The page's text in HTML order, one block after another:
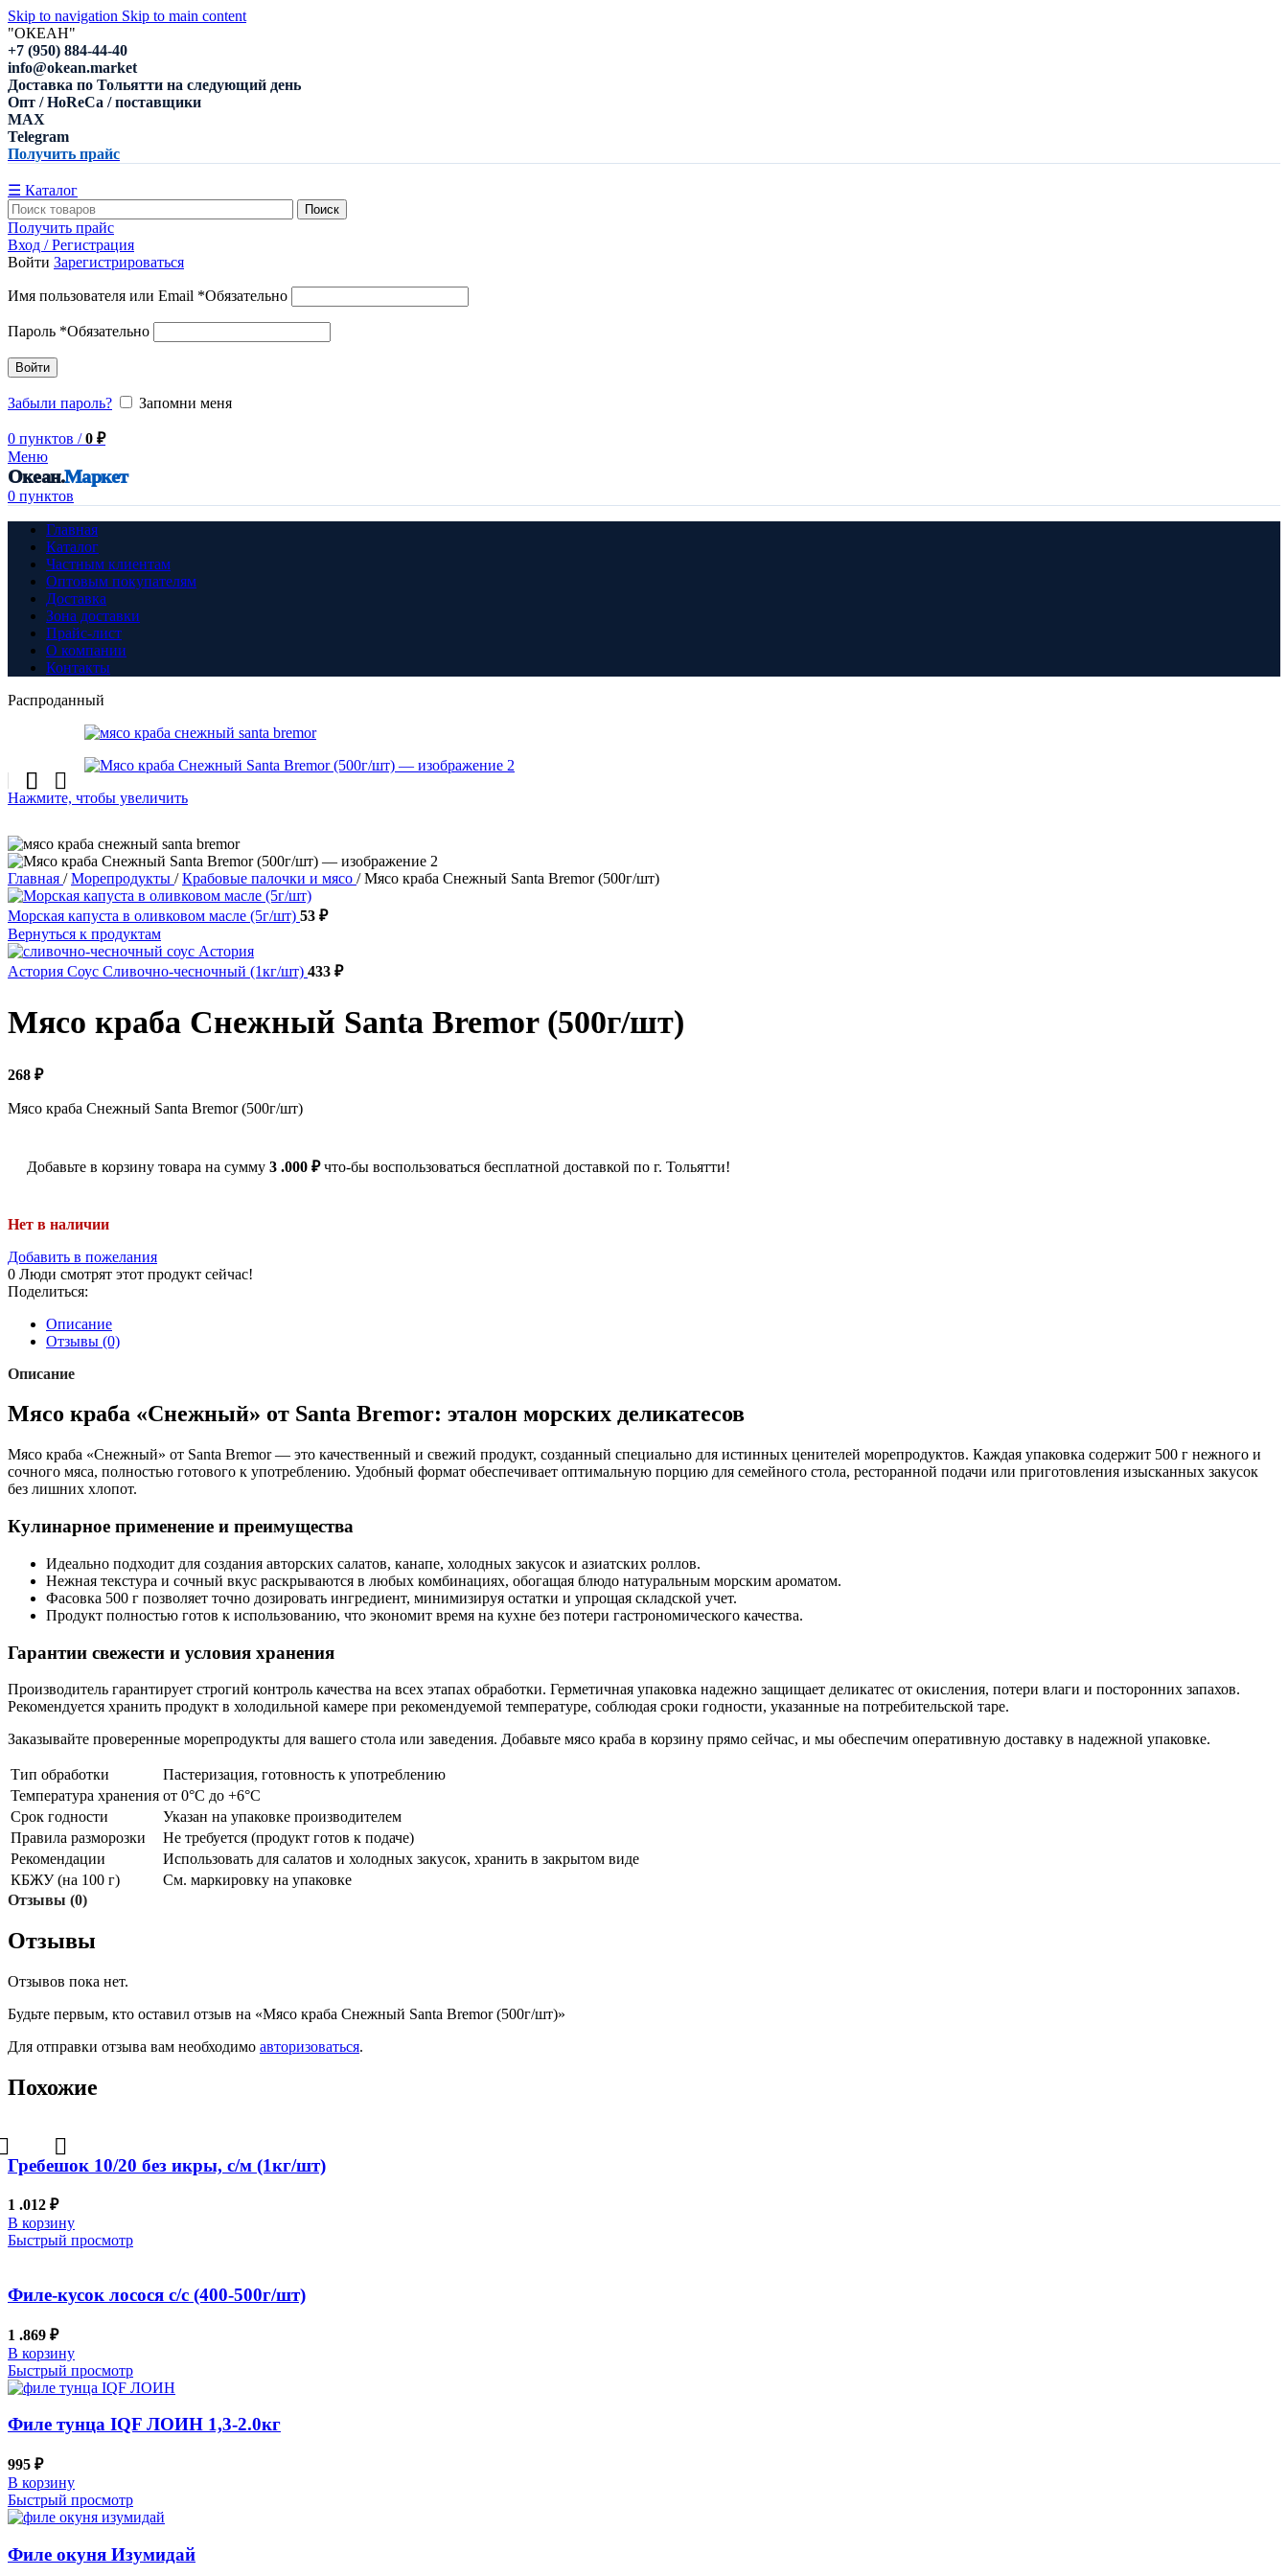
Skip to navigation Skip to main content
"ОКЕАН"
+7 (950) 884-44-40
info@okean.market
Доставка по Тольятти на следующий день
Опт / HoReCa / поставщики
MAX
Telegram
Получить прайс
☰ Каталог
Поиск
Получить прайс
Вход / Регистрация
Войти Зарегистрироваться
Имя пользователя или Email *Обязательно
Пароль *Обязательно
Войти
Забыли пароль? Запомни меня
0 пунктов / 0 ₽
Меню
Океан.Маркет
0 пунктов
Главная
Каталог
Частным клиентам
Оптовым покупателям
Доставка
Зона доставки
Прайс-лист
О компании
Контакты
Распроданный
Нажмите, чтобы увеличить
Главная / Морепродукты / Крабовые палочки и мясо / Мясо краба Снежный Santa Bremor (500г/шт)
Морская капуста в оливковом масле (5г/шт) 53 ₽
Вернуться к продуктам
Астория Соус Сливочно-чесночный (1кг/шт) 433 ₽
Мясо краба Снежный Santa Bremor (500г/шт)
268 ₽
Мясо краба Снежный Santa Bremor (500г/шт)
Добавьте в корзину товара на сумму 3 .000 ₽что-бы воспользоваться бесплатной доставкой по г. Тольятти!
Нет в наличии
Добавить в пожелания
0 Люди смотрят этот продукт сейчас!
Поделиться:
Описание
Отзывы (0)
Описание
Мясо краба «Снежный» от Santa Bremor: эталон морских деликатесов
Мясо краба «Снежный» от Santa Bremor — это качественный и свежий продукт, созданный специально для истинных ценителей морепродуктов. Каждая упаковка содержит 500 г нежного и
сочного мяса, полностью готового к употреблению. Удобный формат обеспечивает оптимальную порцию для семейного стола, ресторанной подачи или приготовления изысканных закусок
без лишних хлопот.
Кулинарное применение и преимущества
Идеально подходит для создания авторских салатов, канапе, холодных закусок и азиатских роллов.
Нежная текстура и сочный вкус раскрываются в любых комбинациях, обогащая блюдо натуральным морским ароматом.
Фасовка 500 г позволяет точно дозировать ингредиент, минимизируя остатки и упрощая складской учет.
Продукт полностью готов к использованию, что экономит время на кухне без потери гастрономического качества.
Гарантии свежести и условия хранения
Производитель гарантирует строгий контроль качества на всех этапах обработки. Герметичная упаковка надежно защищает деликатес от окисления, потери влаги и посторонних запахов.
Рекомендуется хранить продукт в холодильной камере при рекомендуемой температуре, соблюдая сроки годности, указанные на потребительской таре.
Заказывайте проверенные морепродукты для вашего стола или заведения. Добавьте мясо краба в корзину прямо сейчас, и мы обеспечим оперативную доставку в надежной упаковке.
Тип обработки
Пастеризация, готовность к употреблению
Температура хранения от 0°C до +6°C
Срок годности
Указан на упаковке производителем
Правила разморозки
Не требуется (продукт готов к подаче)
Рекомендации
Использовать для салатов и холодных закусок, хранить в закрытом виде
КБЖУ (на 100 г)
См. маркировку на упаковке
Отзывы (0)
Отзывы
Отзывов пока нет.
Будьте первым, кто оставил отзыв на «Мясо краба Снежный Santa Bremor (500г/шт)»
Для отправки отзыва вам необходимо авторизоваться.
Похожие
Гребешок 10/20 без икры, с/м (1кг/шт)
1 .012 ₽
В корзину
Быстрый просмотр
Филе-кусок лосося с/с (400-500г/шт)
1 .869 ₽
В корзину
Быстрый просмотр
Филе тунца IQF ЛОИН 1,3-2.0кг
995 ₽
В корзину
Быстрый просмотр
Филе окуня Изумидай